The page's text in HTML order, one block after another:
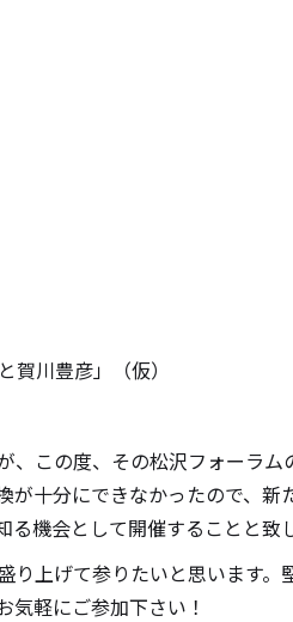
川豊彦」（仮）
この度、その松沢フォーラム
が十分にできなかったので、新
機会として開催することと致
り上げて参りたいと思います。
軽にご参加下さい！